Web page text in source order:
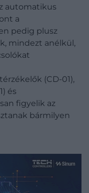
automatikus
a
pedig plusz
mindezt anélkül,
(CD-01),
és
figyelik az
bármilyen